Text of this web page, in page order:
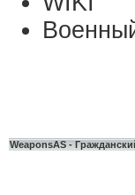
WeaponsAS -